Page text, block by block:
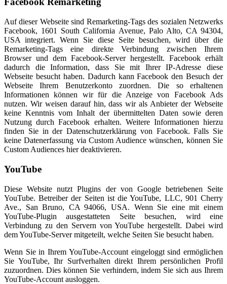
Auf dieser Webseite sind Remarketing-Tags des sozialen Netzwerks
Facebook, 1601 South California Avenue, Palo Alto, CA 94304,
USA integriert. Wenn Sie diese Seite besuchen, wird über die
Remarketing-Tags eine direkte Verbindung zwischen Ihrem
Browser und dem Facebook-Server hergestellt. Facebook erhält
dadurch die Information, dass Sie mit Ihrer IP-Adresse diese
Webseite besucht haben. Dadurch kann Facebook den Besuch der
Webseite Ihrem Benutzerkonto zuordnen. Die so erhaltenen
Informationen können wir für die Anzeige von Facebook Ads
nutzen. Wir weisen darauf hin, dass wir als Anbieter der Webseite
keine Kenntnis vom Inhalt der übermittelten Daten sowie deren
Nutzung durch Facebook erhalten. Weitere Informationen hierzu
finden Sie in der Datenschutzerklärung von Facebook. Falls Sie
keine Datenerfassung via Custom Audience wünschen, können Sie
Custom Audiences hier deaktivieren.
YouTube
Diese Website nutzt Plugins der von Google betriebenen Seite
YouTube. Betreiber der Seiten ist die YouTube, LLC, 901 Cherry
Ave., San Bruno, CA 94066, USA. Wenn Sie eine mit einem
YouTube-Plugin ausgestatteten Seite besuchen, wird eine
Verbindung zu den Servern von YouTube hergestellt. Dabei wird
dem YouTube-Server mitgeteilt, welche Seiten Sie besucht haben.
Wenn Sie in Ihrem YouTube-Account eingeloggt sind ermöglichen
Sie YouTube, Ihr Surfverhalten direkt Ihrem persönlichen Profil
zuzuordnen. Dies können Sie verhindern, indem Sie sich aus Ihrem
YouTube-Account ausloggen.